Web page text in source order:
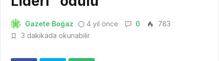
Gazete Boğaz 4 yıl önce 0
783
3 dakikada okunabilir